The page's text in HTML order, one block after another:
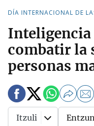
DÍA INTERNACIONAL DE
combatir la
personas
Itzuli